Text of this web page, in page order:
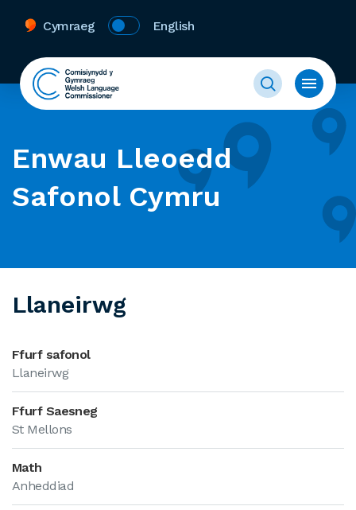
Cymraeg English
Enwau Lleoedd
Safonol Cymru
Llaneirwg
Ffurf safonol
Llaneirwg
Ffurf Saesneg
St Mellons
Math
Anheddiad